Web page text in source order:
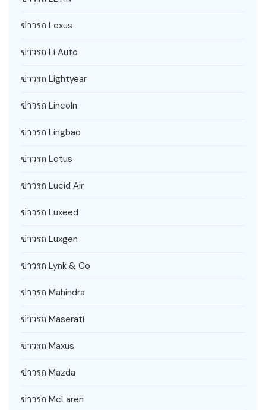
ข่าวรถ Lexus
ข่าวรถ Li Auto
ข่าวรถ Lightyear
ข่าวรถ Lincoln
ข่าวรถ Lingbao
ข่าวรถ Lotus
ข่าวรถ Lucid Air
ข่าวรถ Luxeed
ข่าวรถ Luxgen
ข่าวรถ Lynk & Co
ข่าวรถ Mahindra
ข่าวรถ Maserati
ข่าวรถ Maxus
ข่าวรถ Mazda
ข่าวรถ McLaren